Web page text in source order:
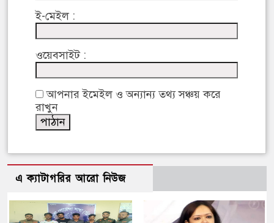
ই-মেইল :
ওয়েবসাইট :
আপনার ইমেইল ও অন্যান্য তথ্য সঞ্চয় করে
রাখুন
এ ক্যাটাগরির আরো নিউজ